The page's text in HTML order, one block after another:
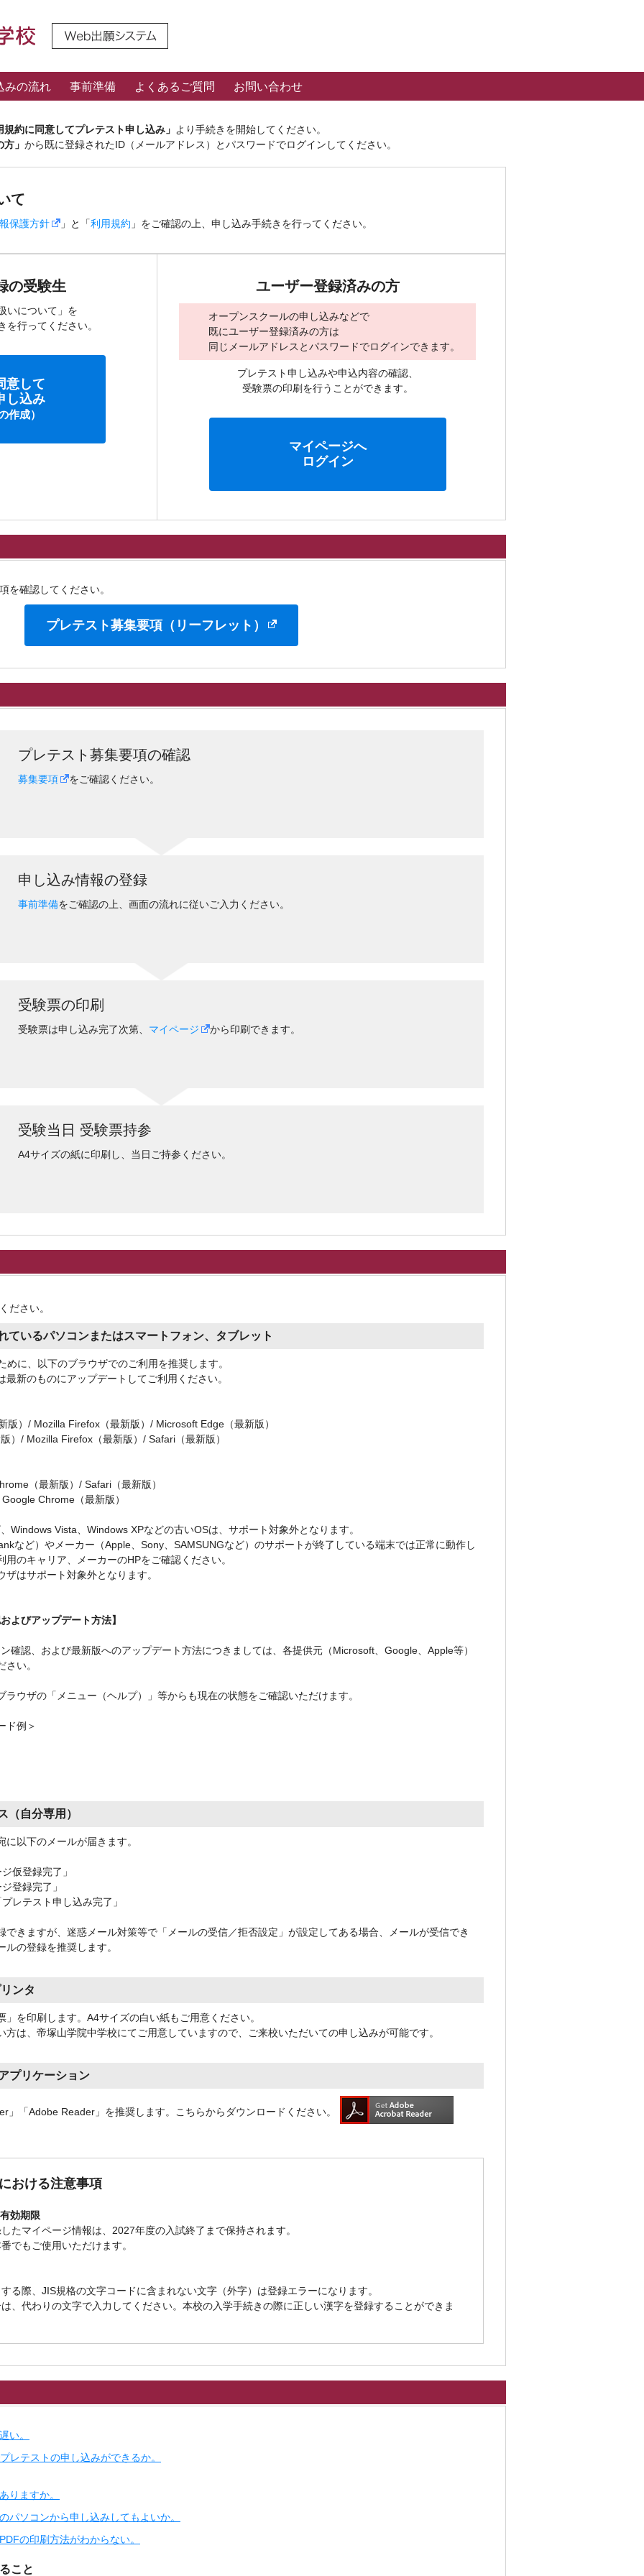
みの流れ 事前準備 よくあるご質問 お問い合わせ
規約に同意してプレテスト申し込み」 より手続きを開始してください。
」 から既に登録されたID（メールアドレス）とパスワードでログインしてください。
て
保護方針 」と「利用規約 」をご確認の上、申し込み手続きを行ってください。
の受験生
いについて」を
行ってください。
意して
し込み
作成）
ユーザー登録済みの方
オープンスクールの申し込みなどで
既にユーザー登録済みの方は
同じメールアドレスとパスワードでログインできます。
プレテスト申し込みや申込内容の確認、
受験票の印刷を行うことができます。
マイページへ
ログイン
を確認してください。
プレテスト募集要項（リーフレット）
プレテスト募集要項の確認
募集要項 をご確認ください。
申し込み情報の登録
事前準備をご確認の上、画面の流れに従いご入力ください。
受験票の印刷
受験票は申し込み完了次第、 マイページ から印刷できます。
受験当日 受験票持参
A4サイズの紙に印刷し、当日ご持参ください。
ださい。
ているパソコンまたはスマートフォン、タブレット
に、以下のブラウザでのご利用を推奨します。
新のものにアップデートしてご利用ください。
）/ Mozilla Firefox（最新版）/ Microsoft Edge（最新版）
）/ Mozilla Firefox（最新版）/ Safari（最新版）
（最新版）/ Safari（最新版）
Chrome（最新版）
Vista、Windows XPなどの古いOSは、サポート対象外となります。
など）やメーカー（Apple、Sony、SAMSUNGなど）のサポートが終了している端末では正常に動作し
のキャリア、メーカーのHPをご確認ください。
はサポート対象外となります。
よびアップデート方法】
確認、および最新版へのアップデート方法につきましては、各提供元（Microsoft、Google、Apple等）
い。
ウザの「メニュー（ヘルプ）」等からも現在の状態をご確認いただけます。
ド例＞
（自分専用）
以下のメールが届きます。
仮登録完了」
登録完了」
レテスト申し込み完了」
できますが、迷惑メール対策等で「メールの受信／拒否設定」が設定してある場合、メールが受信でき
の登録を推奨します。
ンタ
を印刷します。A4サイズの白い紙もご用意ください。
は、帝塚山学院中学校にてご用意していますので、ご来校いただいての申し込みが可能です。
プリケーション
」「Adobe Reader」を推奨します。こちらからダウンロードください。
おける注意事項
効期限
たマイページ情報は、2027年度の入試終了まで保持されます。
でもご使用いただけます。
る際、JIS規格の文字コードに含まれない文字（外字）は登録エラーになります。
、代わりの文字で入力してください。本校の入学手続きの際に正しい漢字を登録することができま
い。
レテストの申し込みができるか。
りますか。
パソコンから申し込みしてもよいか。
の印刷方法がわからない。
こと